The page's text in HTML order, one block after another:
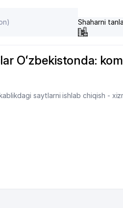
Shaharni
Oʻzbekistonda:
saytlarni ishlab chiqish -